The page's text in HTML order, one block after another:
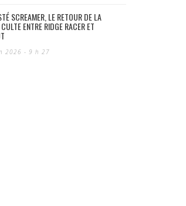
SCREAMER, LE RETOUR DE LA
ENTRE RIDGE RACER ET
2026 - 9 h 27